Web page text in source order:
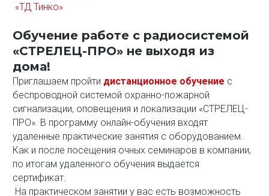
«ТД Тинко»
Обучение работе с радиосистемой
«СТРЕЛЕЦ-ПРО» не выходя из
дома!
Приглашаем пройти дистанционное обучение с
беспроводной системой охранно-пожарной
сигнализации, оповещения и локализации «СТРЕЛЕЦ-
ПРО». В программу онлайн-обучения входят
удаленные практические занятия с оборудованием.
Как и после посещения очных семинаров в компании,
по итогам удаленного обучения выдается
сертификат.
На практическом занятии у вас есть возможность